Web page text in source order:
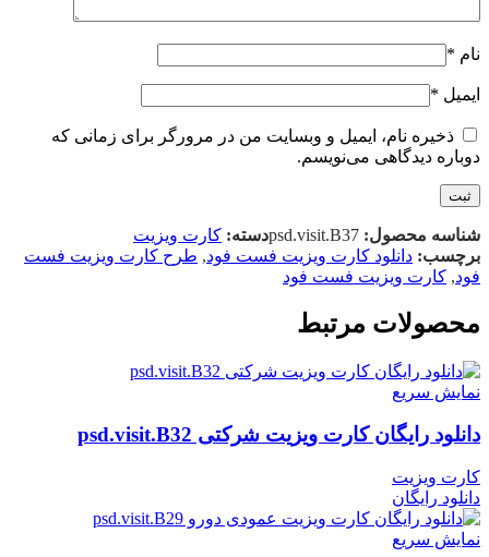
نام *
ایمیل *
ذخیره نام، ایمیل و وبسایت من در مرورگر برای زمانی که
دوباره دیدگاهی می‌نویسم.
شناسه محصول: psd.visit.B37دسته: کارت ویزیت
برچسب: دانلود کارت ویزیت فست فود, طرح کارت ویزیت فست
فود, کارت ویزیت فست فود
محصولات مرتبط
نمایش سریع
دانلود رایگان کارت ویزیت شرکتی psd.visit.B32
کارت ویزیت
دانلود رایگان
نمایش سریع